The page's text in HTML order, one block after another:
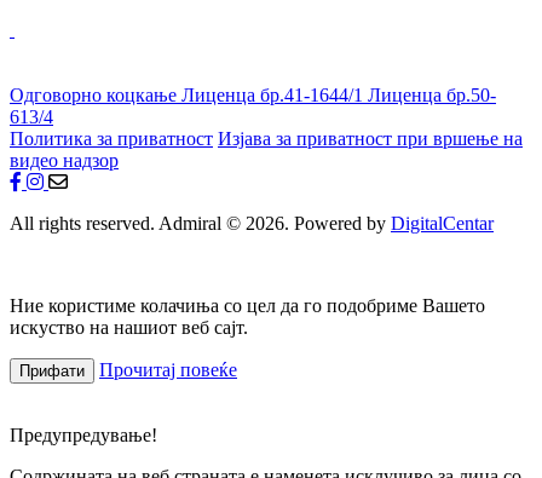
Одговорно коцкање Лиценца бр.41-1644/1 Лиценца бр.50-
613/4
Политика за приватност Изјава за приватност при вршење на
видео надзор
All rights reserved. Admiral © 2026. Powered by DigitalCentar
Ние користиме колачиња со цел да го подобриме Вашето
искуство на нашиот веб сајт.
Прифати Прочитај повеќе
Предупредување!